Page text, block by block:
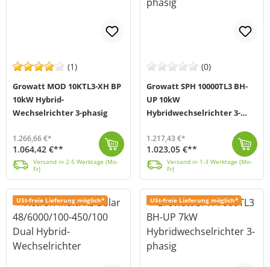
(1)
Growatt MOD 10KTL3-XH BP
10kW Hybrid-
Wechselrichter 3-phasig
1.266,66 €*
1.064,42 €**
Versand in 2-5 Werktage (Mo-
Fr)
(0)
Growatt SPH 10000TL3 BH-
UP 10kW
Hybridwechselrichter 3-
1.217,43 €*
1.023,05 €**
Versand in 1-3 Werktage (Mo-
Fr)
USt-freie Lieferung möglich* USt-freie Lieferung möglich*